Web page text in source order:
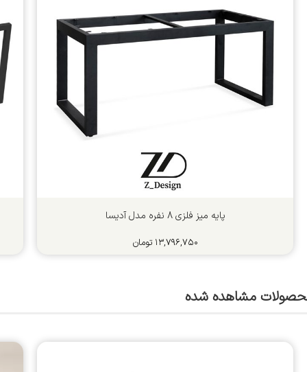
پایه میز فلزی 8 نفره مدل آدیسا
۱۳,۷۹۶,۷۵۰ تومان
مشاهده شده